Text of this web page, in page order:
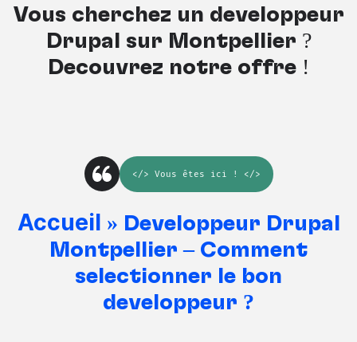
Vous cherchez un développeur
Drupal sur Montpellier ?
Découvrez notre offre !
</> Vous êtes ici ! </>
Accueil » Développeur Drupal
Montpellier – Comment
sélectionner le bon
développeur ?